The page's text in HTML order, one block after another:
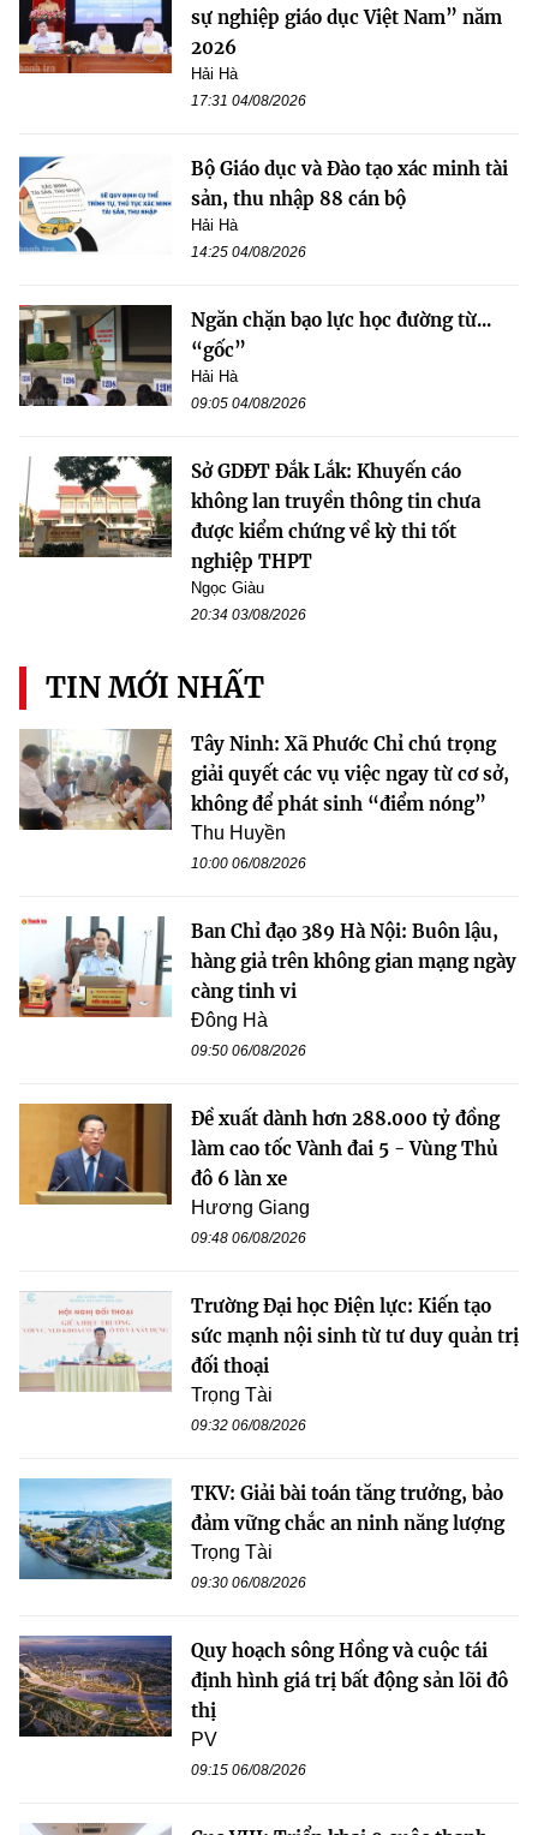
sự nghiệp giáo dục Việt Nam” năm
2026
Hải Hà
17:31 04/08/2026
Bộ Giáo dục và Đào tạo xác minh tài
sản, thu nhập 88 cán bộ
Hải Hà
14:25 04/08/2026
Ngăn chặn bạo lực học đường từ...
“gốc”
Hải Hà
09:05 04/08/2026
Sở GDĐT Đắk Lắk: Khuyến cáo
không lan truyền thông tin chưa
được kiểm chứng về kỳ thi tốt
nghiệp THPT
Ngọc Giàu
20:34 03/08/2026
TIN MỚI NHẤT
Tây Ninh: Xã Phước Chỉ chú trọng
giải quyết các vụ việc ngay từ cơ sở,
không để phát sinh “điểm nóng”
Thu Huyền
10:00 06/08/2026
Ban Chỉ đạo 389 Hà Nội: Buôn lậu,
hàng giả trên không gian mạng ngày
càng tinh vi
Đông Hà
09:50 06/08/2026
Đề xuất dành hơn 288.000 tỷ đồng
làm cao tốc Vành đai 5 - Vùng Thủ
đô 6 làn xe
Hương Giang
09:48 06/08/2026
Trường Đại học Điện lực: Kiến tạo
sức mạnh nội sinh từ tư duy quản trị
đối thoại
Trọng Tài
09:32 06/08/2026
TKV: Giải bài toán tăng trưởng, bảo
đảm vững chắc an ninh năng lượng
Trọng Tài
09:30 06/08/2026
Quy hoạch sông Hồng và cuộc tái
định hình giá trị bất động sản lõi đô
thị
PV
09:15 06/08/2026